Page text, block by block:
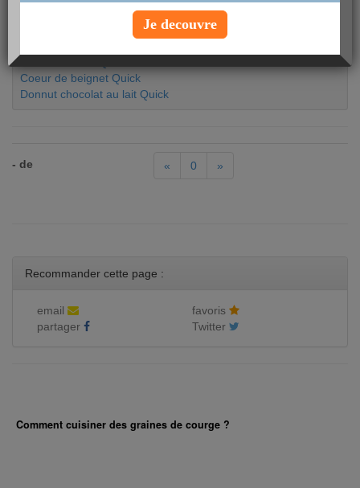
Club poulet épicé Tandori Quick
Coeur de beignet Quick
Donnut chocolat au lait Quick
- de « 0 »
Recommander cette page :
email
favoris
partager
Twitter
Comment cuisiner des graines de courge ?
Je decouvre